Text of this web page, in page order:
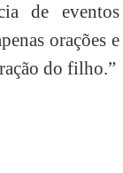
de eventos
orações e
do filho.”